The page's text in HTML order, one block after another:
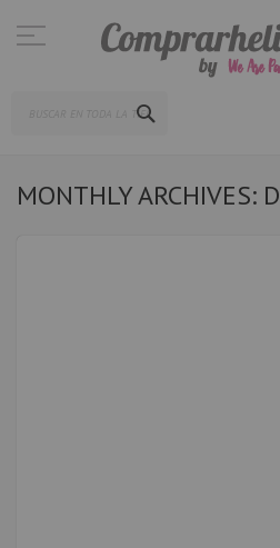
al
contenido
MONTHLY ARCHIVES: